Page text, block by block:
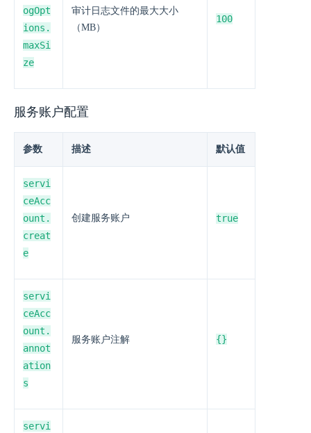
ogOpt
ions.
maxSi
ze
审计日志文件的最大大小
（MB）
100
服务账户配置
参数 描述 默认值
servi
ceAcc
ount.
creat
e
创建服务账户 true
servi
ceAcc
ount.
annot
ation
s
服务账户注解 {}
servi